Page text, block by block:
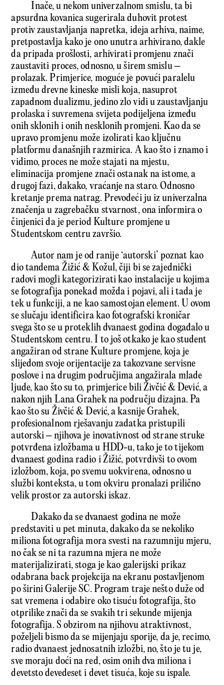
Inače, u nekom univerzalnom smislu, ta bi
apsurdna kovanica sugerirala duhovit protest
protiv zaustavljanja napretka, ideja arhiva, naime,
pretpostavlja kako je ono unutra arhivirano, dakle
da pripada prošlosti, arhivirati promjenu znači
zaustaviti proces, odnosno, u širem smislu –
prolazak. Primjerice, moguće je povući paralelu
između drevne kineske misli koja, nasuprot
zapadnom dualizmu, jedino zlo vidi u zaustavljanju
prolaska i suvremena svijeta podijeljena između
onih sklonih i onih nesklonih promjeni. Kao da se
upravo promjenu može izolirati kao ključnu
platformu današnjih razmirica. A kao što i znamo i
vidimo, proces ne može stajati na mjestu,
eliminacija promjene znači ostanak na istome, a
drugoj fazi, dakako, vraćanje na staro. Odnosno
kretanje prema natrag. Prevodeći ju iz univerzalna
značenja u zagrebačku stvarnost, ona informira o
činjenici da je period Kulture promjene u
Studentskom centru završio.
Autor nam je od ranije ‘autorski’ poznat kao
dio tandema Žižić & Kožul, čiji bi se zajednički
radovi mogli kategorizirati kao instalacije u kojima
se fotografija ponekad možda i pojavi, ali i tada je
tek u funkciji, a ne kao samostojan element. U ovom
se slučaju identificira kao fotografski kroničar
svega što se u proteklih dvanaest godina događalo u
Studentskom centru. I to još otkako je kao student
angažiran od strane Kulture promjene, koja je
slijedom svoje orijentacije za takozvane servisne
poslove i na drugim područjima angažirala mlade
ljude, kao što su to, primjerice bili Živčić & Dević, a
nakon njih Lana Grahek na području dizajna. Pa
kao što su Živčić & Dević, a kasnije Grahek,
profesionalnom rješavanju zadatka pristupili
autorski – njihova je inovativnost od strane struke
potvrđena izložbama u HDD-u, tako je to tijekom
dvanaest godina radio i Žižić, potvrdivši to ovom
izložbom, koja, po svemu uokvirena, odnosno u
službi konteksta, u tom okviru pronalazi prilično
velik prostor za autorski iskaz.
Dakako da se dvanaest godina ne može
predstaviti u pet minuta, dakako da se nekoliko
miliona fotografija mora svesti na razumniju mjeru,
no čak se ni ta razumna mjera ne može
materijalizirati, stoga je kao galerijski prikaz
odabrana back projekcija na ekranu postavljenom
po širini Galerije SC. Program traje nešto duže od
sat vremena i odabire oko tisuću fotografija, što
otprilike znači da se svakih tri sekunde mijenja
fotografija. S obzirom na njihovu atraktivnost,
poželjeli bismo da se mijenjaju sporije, da je, recimo,
radio dvanaest jednosatnih izložbi, no, što je tu je,
sve moraju doći na red, osim onih dva miliona i
devetsto devedeset i devet tisuća, koje su ispale.